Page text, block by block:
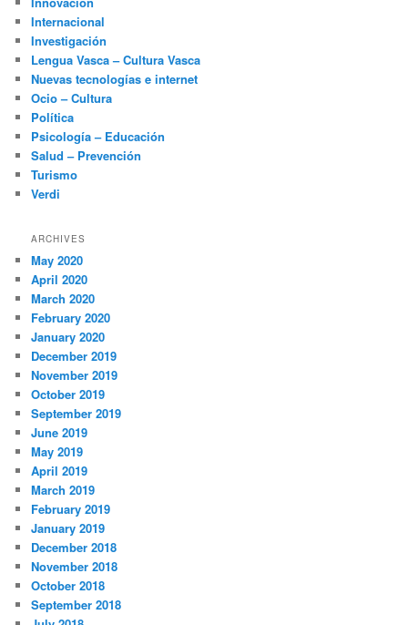
Internacional
Investigación
Lengua Vasca – Cultura Vasca
Nuevas tecnologías e internet
Ocio – Cultura
Política
Psicología – Educación
Salud – Prevención
Turismo
Verdi
ARCHIVES
May 2020
April 2020
March 2020
February 2020
January 2020
December 2019
November 2019
October 2019
September 2019
June 2019
May 2019
April 2019
March 2019
February 2019
January 2019
December 2018
November 2018
October 2018
September 2018